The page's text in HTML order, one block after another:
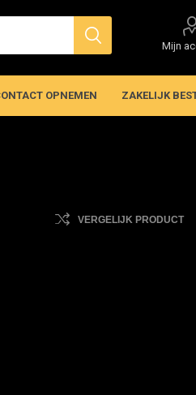
Mijn
OPNEMEN ZAKELIJK
VERGELIJK PRODUCT